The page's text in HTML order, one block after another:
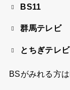
BS11
群馬テレビ
とちぎテレビ
BSがみれる方